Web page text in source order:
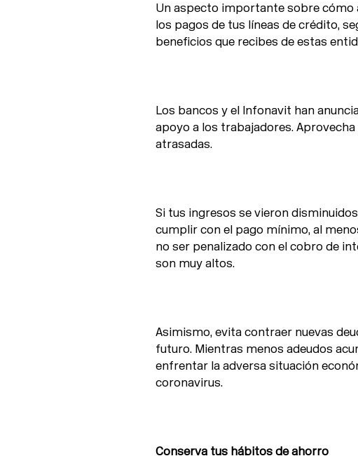
Un aspecto importante sobre
los pagos de tus líneas de crédito,
beneficios que recibes de estas
Los bancos y el Infonavit han
apoyo a los trabajadores.
atrasadas.
Si tus ingresos se vieron
cumplir con el pago mínimo, al
no ser penalizado con el cobro de
son muy altos.
Asimismo, evita contraer nuevas
futuro. Mientras menos adeudos
enfrentar la adversa situación
coronavirus.
Conserva tus hábitos de ahorro